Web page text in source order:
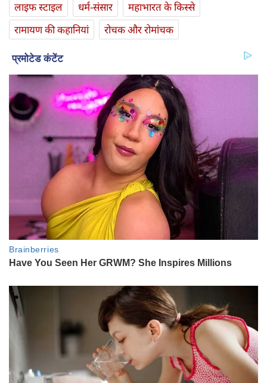
लाइफ स्‍टाइल
धर्म-संसार
महाभारत के किस्से
रामायण की कहानियां
रोचक और रोमांचक